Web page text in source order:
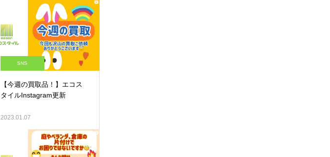
SNS
【今週の買取品！】エコス
タイルInstagram更新
2023.01.07